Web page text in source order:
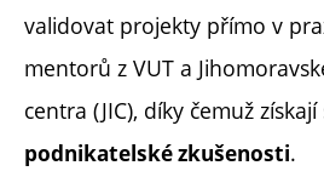
validovat projekty přímo v
mentorů z VUT a
centra (JIC), díky čemuž
podnikatelské zkušenosti.